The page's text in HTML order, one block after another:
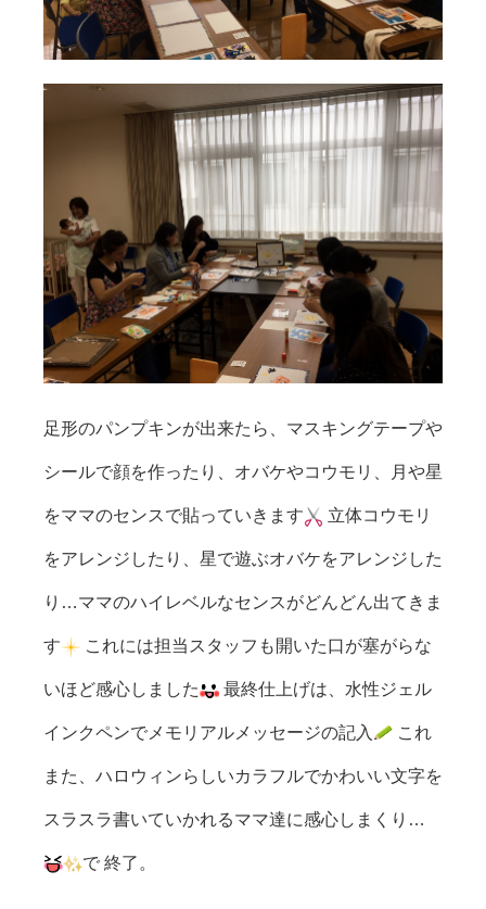
足形のパンプキンが出来たら、マスキングテープや
シールで顔を作ったり、オバケやコウモリ、月や星
をママのセンスで貼っていきます 立体コウモリ
をアレンジしたり、星で遊ぶオバケをアレンジした
り…ママのハイレベルなセンスがどんどん出てきま
す これには担当スタッフも開いた口が塞がらな
いほど感心しました 最終仕上げは、水性ジェル
インクペンでメモリアルメッセージの記入 これ
また、ハロウィンらしいカラフルでかわいい文字を
スラスラ書いていかれるママ達に感心しまくり…
で 終了。